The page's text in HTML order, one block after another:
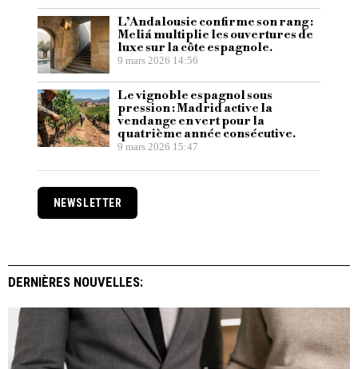
L’Andalousie confirme son rang :
Meliá multiplie les ouvertures de
luxe sur la côte espagnole.
9 mars 2026 14:56
Le vignoble espagnol sous
pression : Madrid active la
vendange en vert pour la
quatrième année consécutive.
9 mars 2026 15:47
NEWSLETTER
DERNIÈRES NOUVELLES: